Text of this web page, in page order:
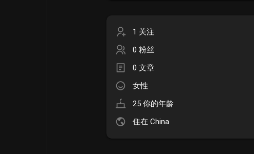
1 关注
0 粉丝
0 文章
女性
25 你的年龄
住在 China